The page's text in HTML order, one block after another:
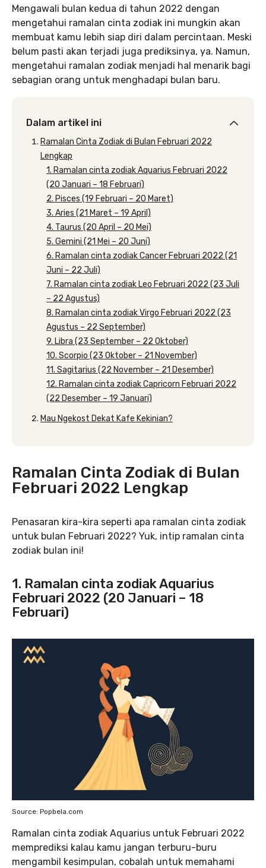
Mengawali bulan kedua di tahun 2022 dengan
mengetahui ramalan cinta zodiak ini mungkin akan
membuat kamu lebih siap diri dalam percintaan. Meski
belum pasti akan terjadi juga prediksinya, ya. Namun,
mengetahui ramalan zodiak menjadi hal menarik bagi
sebagian orang untuk menghadapi bulan baru.
Dalam artikel ini
Ramalan Cinta Zodiak di Bulan Februari 2022
Lengkap
1. Ramalan cinta zodiak Aquarius Februari 2022
(20 Januari – 18 Februari)
2. Pisces (19 Februari – 20 Maret)
3. Aries (21 Maret – 19 April)
4. Taurus (20 April – 20 Mei)
5. Gemini (21 Mei – 20 Juni)
6. Ramalan cinta zodiak Cancer Februari 2022 (21
Juni – 22 Juli)
7. Ramalan cinta zodiak Leo Februari 2022 (23 Juli
– 22 Agustus)
8. Ramalan cinta zodiak Virgo Februari 2022 (23
Agustus – 22 September)
9. Libra (23 September – 22 Oktober)
10. Scorpio (23 Oktober – 21 November)
11. Sagitarius (22 November – 21 Desember)
12. Ramalan cinta zodiak Capricorn Februari 2022
(22 Desember – 19 Januari)
Mau Ngekost Dekat Kafe Kekinian?
Ramalan Cinta Zodiak di Bulan
Februari 2022 Lengkap
Penasaran kira-kira seperti apa ramalan cinta zodiak
untuk bulan Februari 2022? Yuk, intip ramalan cinta
zodiak bulan ini!
1. Ramalan cinta zodiak Aquarius
Februari 2022 (20 Januari – 18
Februari)
Source: Popbela.com
Ramalan cinta zodiak Aquarius untuk Februari 2022
memprediksi kalau kamu jangan terburu-buru
mengambil kesimpulan, cobalah untuk memahami